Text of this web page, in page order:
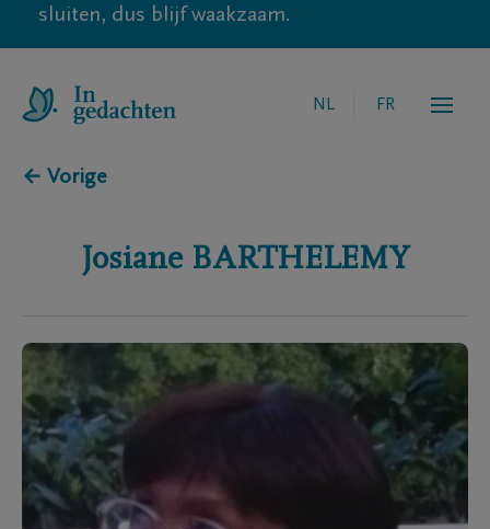
sluiten, dus blijf waakzaam.
NL FR
← Vorige
Josiane BARTHELEMY